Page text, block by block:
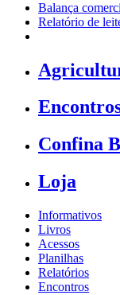
Balança
Relatório de
Confina
Loja
Informativos
Livros
Acessos
Planilhas
Relatórios
Encontros